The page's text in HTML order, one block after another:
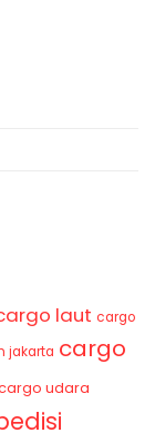
laut cargo
jakarta cargo
udara